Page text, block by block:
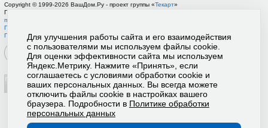
Copyright © 1999-2026 ВашДом.Ру - проект группы «Текарт»
По вопросам связанным с работой портала вы можете связаться с нашей
поддержки
Политика в отношении обработки персональных данных
Пользовательское соглашение
Для улучшения работы сайта и его взаимодействия
с пользователями мы используем файлы cookie.
Для оценки эффективности сайта мы используем
Яндекс.Метрику. Нажмите «Принять», если
соглашаетесь с условиями обработки cookie и
ваших персональных данных. Вы всегда можете
отключить файлы cookie в настройках вашего
браузера. Подробности в Политике обработки
персональных данных